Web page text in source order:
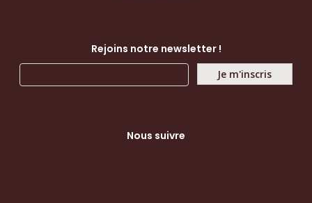
Rejoins notre newsletter !
Nous suivre